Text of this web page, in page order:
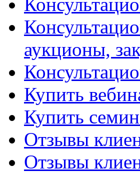
аукционы,
Купить
Купить
Отзывы
Отзывы